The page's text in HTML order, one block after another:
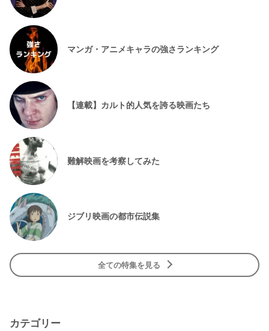
マンガ・アニメキャラの強さランキング
【連載】カルト的人気を誇る映画たち
難解映画を考察してみた
ジブリ映画の都市伝説集
全ての特集を見る
カテゴリー